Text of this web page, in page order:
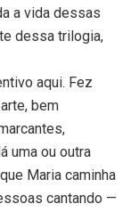
a vida dessas
dessa trilogia,
aqui. Fez
bem
uma ou outra
Maria caminha
cantando —